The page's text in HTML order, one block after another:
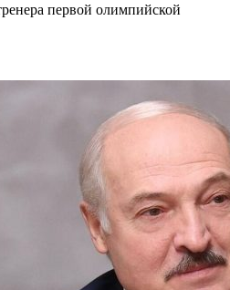
первой олимпийской